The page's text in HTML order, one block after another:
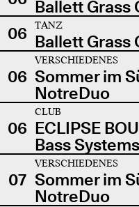
Ballett Grass
06
TANZ
Ballett Grass
06
VERSCHIEDENES
Sommer im
NotreDuo
06
CLUB
ECLIPSE
Bass
07
VERSCHIEDENES
Sommer im
NotreDuo